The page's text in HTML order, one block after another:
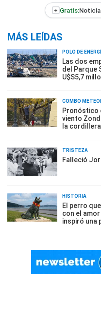
+ Gratis:
MÁS LEÍDAS
POLO DE
Las dos
del Parque
U$S5,7
COMBO
Pronóstico
viento
la cordillera
TRISTEZA
Falleció
HISTORIA
El perro
con el
inspiró una